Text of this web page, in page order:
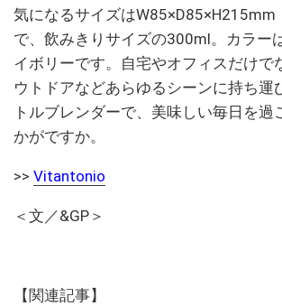
気になるサイズは
で、飲みきりサイズの300ml。カラー
イボリーです。自宅やオフィスだけで
ウトドアなどあらゆるシーンに持ち運
トルブレンダーで、美味しい毎日を過
かがですか。
>> Vitantonio
＜文／&GP＞
【関連記事】